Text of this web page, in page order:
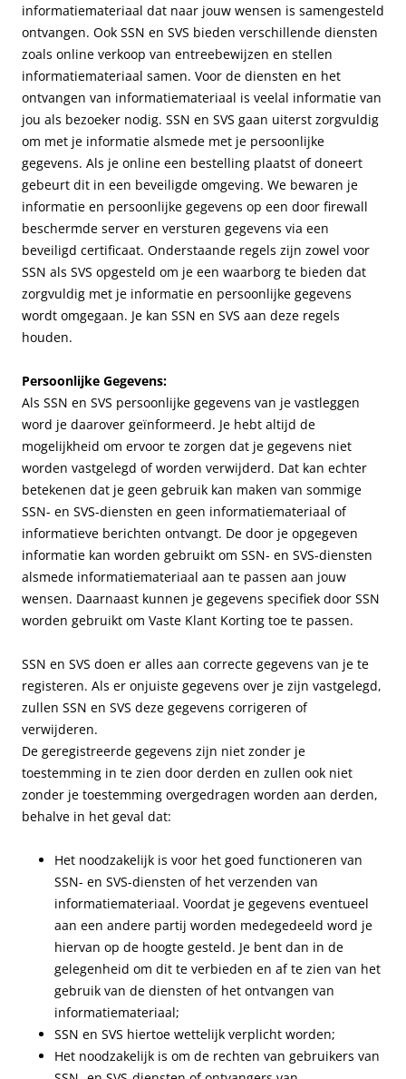
informatiemateriaal dat naar jouw wensen is samengesteld
ontvangen. Ook SSN en SVS bieden verschillende diensten
zoals online verkoop van entreebewijzen en stellen
informatiemateriaal samen. Voor de diensten en het
ontvangen van informatiemateriaal is veelal informatie van
jou als bezoeker nodig. SSN en SVS gaan uiterst zorgvuldig
om met je informatie alsmede met je persoonlijke
gegevens. Als je online een bestelling plaatst of doneert
gebeurt dit in een beveiligde omgeving. We bewaren je
informatie en persoonlijke gegevens op een door firewall
beschermde server en versturen gegevens via een
beveiligd certificaat. Onderstaande regels zijn zowel voor
SSN als SVS opgesteld om je een waarborg te bieden dat
zorgvuldig met je informatie en persoonlijke gegevens
wordt omgegaan. Je kan SSN en SVS aan deze regels
houden.
Persoonlijke Gegevens:
Als SSN en SVS persoonlijke gegevens van je vastleggen
word je daarover geïnformeerd. Je hebt altijd de
mogelijkheid om ervoor te zorgen dat je gegevens niet
worden vastgelegd of worden verwijderd. Dat kan echter
betekenen dat je geen gebruik kan maken van sommige
SSN- en SVS-diensten en geen informatiemateriaal of
informatieve berichten ontvangt. De door je opgegeven
informatie kan worden gebruikt om SSN- en SVS-diensten
alsmede informatiemateriaal aan te passen aan jouw
wensen. Daarnaast kunnen je gegevens specifiek door SSN
worden gebruikt om Vaste Klant Korting toe te passen.
SSN en SVS doen er alles aan correcte gegevens van je te
registeren. Als er onjuiste gegevens over je zijn vastgelegd,
zullen SSN en SVS deze gegevens corrigeren of
verwijderen.
De geregistreerde gegevens zijn niet zonder je
toestemming in te zien door derden en zullen ook niet
zonder je toestemming overgedragen worden aan derden,
behalve in het geval dat:
Het noodzakelijk is voor het goed functioneren van
SSN- en SVS-diensten of het verzenden van
informatiemateriaal. Voordat je gegevens eventueel
aan een andere partij worden medegedeeld word je
hiervan op de hoogte gesteld. Je bent dan in de
gelegenheid om dit te verbieden en af te zien van het
gebruik van de diensten of het ontvangen van
informatiemateriaal;
SSN en SVS hiertoe wettelijk verplicht worden;
Het noodzakelijk is om de rechten van gebruikers van